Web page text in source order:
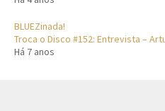
BLUEZinada!
Troca o Disco #152: Entrevista –
Há 7 anos